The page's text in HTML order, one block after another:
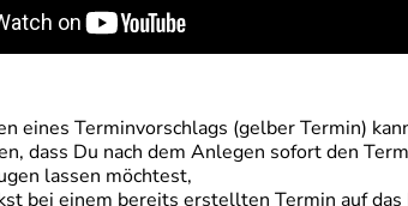
eines Terminvorschlags (gelber Termin)
dass Du nach dem Anlegen sofort den
lassen möchtest,
bei einem bereits erstellten Termin auf das